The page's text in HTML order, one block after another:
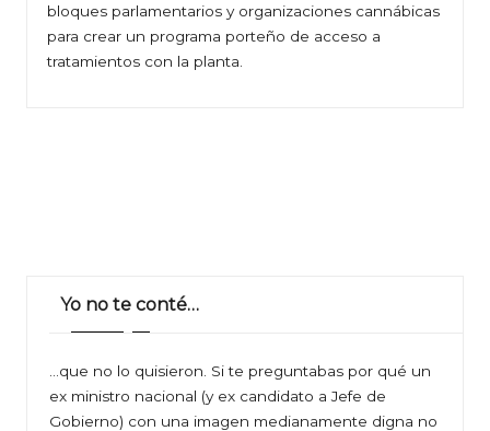
bloques parlamentarios y organizaciones cannábicas
para crear un programa porteño de acceso a
tratamientos con la planta.
Yo no te conté…
…que no lo quisieron. Si te preguntabas por qué un
ex ministro nacional (y ex candidato a Jefe de
Gobierno) con una imagen medianamente digna no